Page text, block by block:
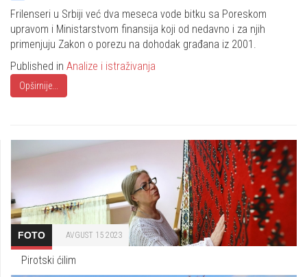
Share
Frilenseri u Srbiji već dva meseca vode bitku sa Poreskom
upravom i Ministarstvom finansija koji od nedavno i za njih
primenjuju Zakon o porezu na dohodak građana iz 2001.
Published in Analize i istraživanja
Opširnije...
FOTO AVGUST 15 2023
Pirotski ćilim